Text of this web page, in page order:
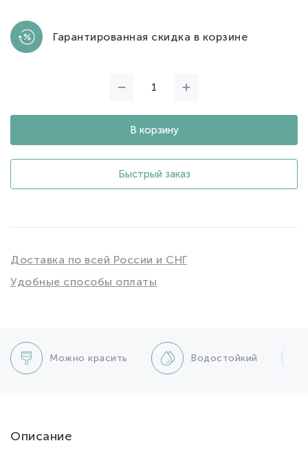
Гарантированная скидка в корзине
В корзину
Быстрый заказ
Доставка по всей России и СНГ
Удобные способы оплаты
Можно красить Водостойкий
Описание